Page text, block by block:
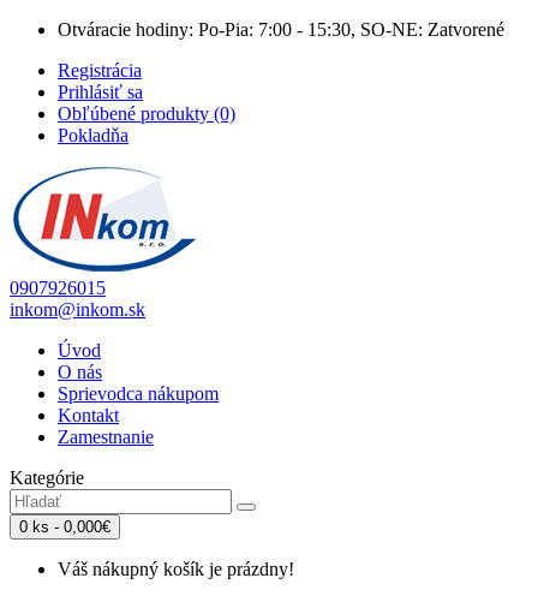
Otváracie hodiny: Po-Pia: 7:00 - 15:30, SO-NE: Zatvorené
Registrácia
Prihlásiť sa
Obľúbené produkty (0)
Pokladňa
0907926015
inkom@inkom.sk
Úvod
O nás
Sprievodca nákupom
Kontakt
Zamestnanie
Kategórie
0 ks - 0,000€
Váš nákupný košík je prázdny!